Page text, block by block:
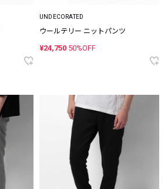
UNDECORATED
ウールテリー ニットパンツ
¥24,750 50%OFF